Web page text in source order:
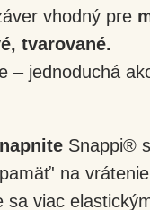
vhodný pre
tvarované.
– jednoduchá
napnite Snappi®
na
sa viac